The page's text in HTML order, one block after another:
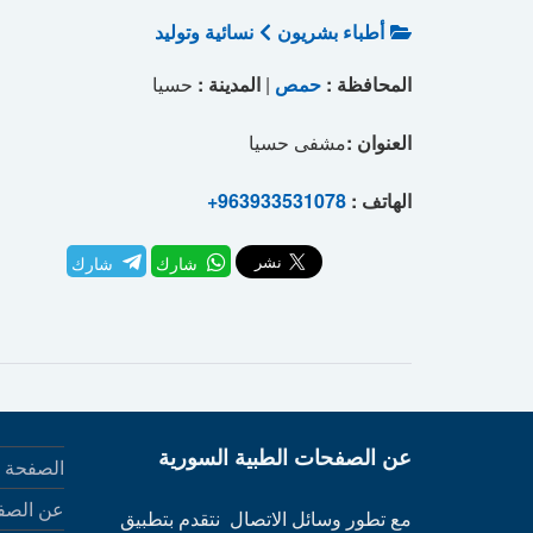
أطباء بشريون
نسائية وتوليد
المحافظة : حمص | المدينة : حسيا
العنوان :مشفى حسيا
الهاتف : +963933531078
شارك شارك
عن الصفحات الطبية السورية
مع تطور وسائل الاتصال نتقدم بتطبيق
الصفحة
عن